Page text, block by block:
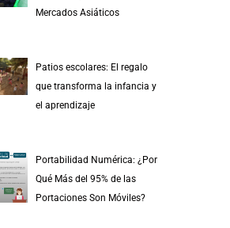
Mercados Asiáticos
Patios escolares: El regalo
que transforma la infancia y
el aprendizaje
Portabilidad Numérica: ¿Por
Qué Más del 95% de las
Portaciones Son Móviles?